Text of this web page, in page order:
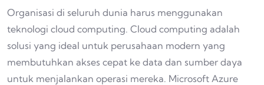
Organisasi di seluruh dunia harus menggunakan
teknologi cloud computing. Cloud computing adalah
solusi yang ideal untuk perusahaan modern yang
membutuhkan akses cepat ke data dan sumber daya
untuk menjalankan operasi mereka. Microsoft Azure